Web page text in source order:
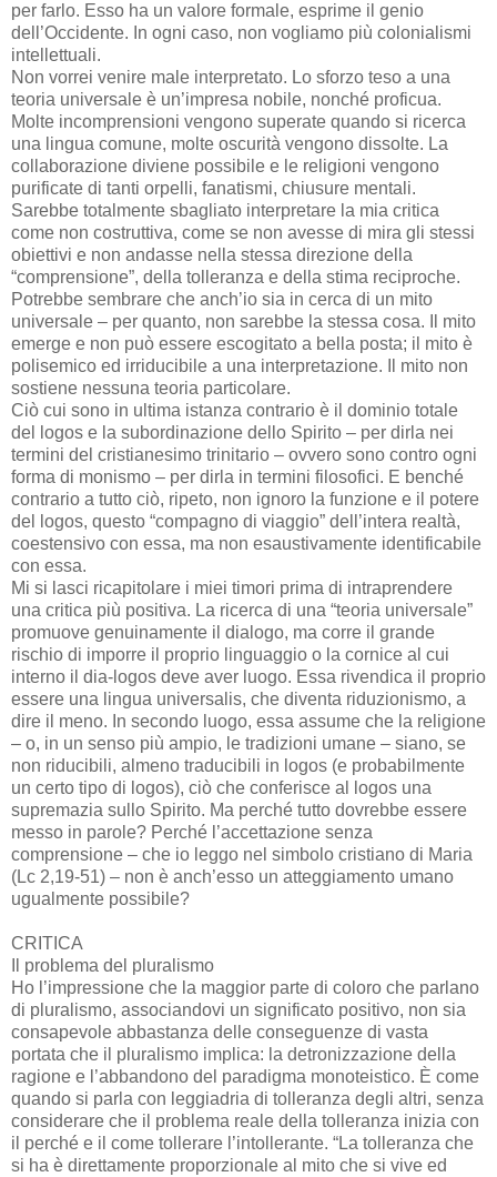
per farlo. Esso ha un valore formale, esprime il genio
dell’Occidente. In ogni caso, non vogliamo più colonialismi
intellettuali.
Non vorrei venire male interpretato. Lo sforzo teso a una
teoria universale è un’impresa nobile, nonché proficua.
Molte incomprensioni vengono superate quando si ricerca
una lingua comune, molte oscurità vengono dissolte. La
collaborazione diviene possibile e le religioni vengono
purificate di tanti orpelli, fanatismi, chiusure mentali.
Sarebbe totalmente sbagliato interpretare la mia critica
come non costruttiva, come se non avesse di mira gli stessi
obiettivi e non andasse nella stessa direzione della
“comprensione”, della tolleranza e della stima reciproche.
Potrebbe sembrare che anch’io sia in cerca di un mito
universale – per quanto, non sarebbe la stessa cosa. Il mito
emerge e non può essere escogitato a bella posta; il mito è
polisemico ed irriducibile a una interpretazione. Il mito non
sostiene nessuna teoria particolare.
Ciò cui sono in ultima istanza contrario è il dominio totale
del logos e la subordinazione dello Spirito – per dirla nei
termini del cristianesimo trinitario – ovvero sono contro ogni
forma di monismo – per dirla in termini filosofici. E benché
contrario a tutto ciò, ripeto, non ignoro la funzione e il potere
del logos, questo “compagno di viaggio” dell’intera realtà,
coestensivo con essa, ma non esaustivamente identificabile
con essa.
Mi si lasci ricapitolare i miei timori prima di intraprendere
una critica più positiva. La ricerca di una “teoria universale”
promuove genuinamente il dialogo, ma corre il grande
rischio di imporre il proprio linguaggio o la cornice al cui
interno il dia-logos deve aver luogo. Essa rivendica il proprio
essere una lingua universalis, che diventa riduzionismo, a
dire il meno. In secondo luogo, essa assume che la religione
– o, in un senso più ampio, le tradizioni umane – siano, se
non riducibili, almeno traducibili in logos (e probabilmente
un certo tipo di logos), ciò che conferisce al logos una
supremazia sullo Spirito. Ma perché tutto dovrebbe essere
messo in parole? Perché l’accettazione senza
comprensione – che io leggo nel simbolo cristiano di Maria
(Lc 2,19-51) – non è anch’esso un atteggiamento umano
ugualmente possibile?
CRITICA
Il problema del pluralismo
Ho l’impressione che la maggior parte di coloro che parlano
di pluralismo, associandovi un significato positivo, non sia
consapevole abbastanza delle conseguenze di vasta
portata che il pluralismo implica: la detronizzazione della
ragione e l’abbandono del paradigma monoteistico. È come
quando si parla con leggiadria di tolleranza degli altri, senza
considerare che il problema reale della tolleranza inizia con
il perché e il come tollerare l’intollerante. “La tolleranza che
si ha è direttamente proporzionale al mito che si vive ed